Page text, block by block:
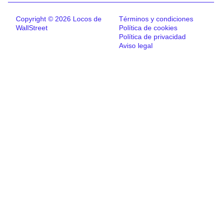
Copyright © 2026 Locos de
WallStreet
Términos y condiciones
Política de cookies
Política de privacidad
Aviso legal